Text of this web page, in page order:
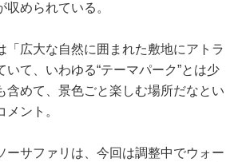
められている。
広大な自然に囲まれた敷地にアトラ
いて、いわゆる“テーマパーク”とは少
含めて、景色ごと楽しむ場所だなとい
メント。
サファリは、今回は調整中でウォー